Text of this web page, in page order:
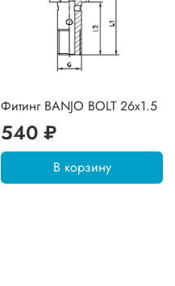
Фитинг BANJO BOLT 26x1.5
540 ₽
В корзину